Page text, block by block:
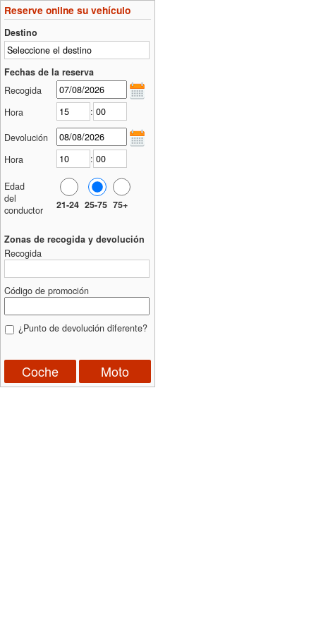
Reserve online su vehículo
Destino
Fechas de la reserva
Recogida
Hora
:
Devolución
Hora
:
Edad
del
conductor
21-24 25-75 75+
Zonas de recogida y devolución
Recogida
Código de promoción
¿Punto de devolución diferente?
Coche Moto